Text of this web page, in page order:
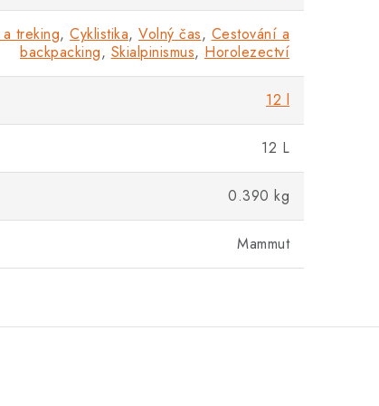
a treking, Cyklistika, Volný čas, Cestování a
backpacking, Skialpinismus, Horolezectví
12 l
12 L
0.390 kg
Mammut